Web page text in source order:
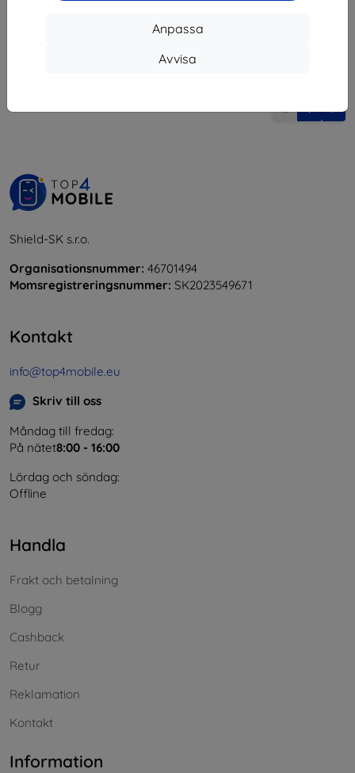
Anpassa
Avvisa
« 1 »
Shield-SK s.r.o.
Organisationsnummer: 46701494
Momsregistreringsnummer: SK2023549671
Kontakt
info@top4mobile.eu
Skriv till oss
Måndag till fredag:
På nätet8:00 - 16:00
Lördag och söndag:
Offline
Handla
Frakt och betalning
Blogg
Cashback
Retur
Reklamation
Kontakt
Information